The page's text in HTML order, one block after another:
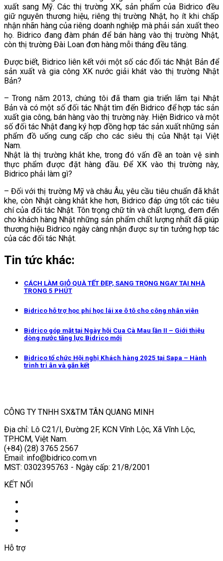
xuất sang Mỹ. Các thị trường XK, sản phẩm của Bidrico đều
giữ nguyên thương hiệu, riêng thị trường Nhật, họ ít khi chấp
nhận nhãn hàng của riêng doanh nghiệp mà phải sản xuất theo
họ. Bidrico đang đàm phán để bán hàng vào thị trường Nhật,
còn thị trường Đài Loan đơn hàng mỗi tháng đều tăng.
Được biết, Bidrico liên kết với một số các đối tác Nhật Bản để
sản xuất và gia công XK nước giải khát vào thị trường Nhật
Bản?
– Trong năm 2013, chúng tôi đã tham gia triển lãm tại Nhật
Bản và có một số đối tác Nhật tìm đến Bidrico để hợp tác sản
xuất gia công, bán hàng vào thị trường này. Hiện Bidrico và một
số đối tác Nhật đang ký hợp đồng hợp tác sản xuất những sản
phẩm đồ uống cung cấp cho các siêu thị của Nhật tại Việt
Nam.
Nhật là thị trường khắt khe, trong đó vấn đề an toàn vệ sinh
thực phẩm được đặt hàng đầu. Để XK vào thị trường này,
Bidrico phải làm gì?
– Đối với thị trường Mỹ và châu Âu, yêu cầu tiêu chuẩn đã khắt
khe, còn Nhật càng khắt khe hơn, Bidrico đáp ứng tốt các tiêu
chí của đối tác Nhật. Tôn trọng chữ tín và chất lượng, đem đến
cho khách hàng Nhật những sản phẩm chất lượng nhất đã giúp
thương hiệu Bidrico ngày càng nhận được sự tin tưởng hợp tác
của các đối tác Nhật.
Tin tức khác:
CÁCH LÀM GIỎ QUÀ TẾT ĐẸP, SANG TRỌNG NGAY TẠI NHÀ
TRONG 5 PHÚT
Bidrico hỗ trợ học phí học lái xe ô tô cho công nhân viên
Bidrico góp mặt tại Ngày hội Cua Cà Mau lần II – Giới thiệu
dòng nước tăng lực Bidrico mới
Bidrico tổ chức Hội nghị Khách hàng 2025 tại Sapa – Hành
trình tri ân và gắn kết
CÔNG TY TNHH SX&TM TÂN QUANG MINH
Địa chỉ: Lô C21/I, Đường 2F, KCN Vĩnh Lộc, Xã Vĩnh Lộc,
TP.HCM, Việt Nam.
(+84) (28) 3765 2567
Email: info@bidrico.com.vn
MST: 0302395763 - Ngày cấp: 21/8/2001
KẾT NỐI
Hỗ trợ